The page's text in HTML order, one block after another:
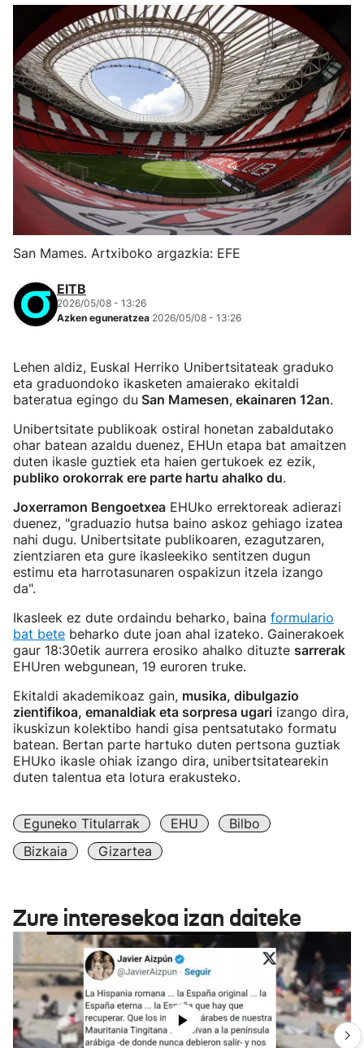
San Mames. Artxiboko argazkia: EFE
EITB
2026/05/08 - 13:26
Azken eguneratzea 2026/05/08 - 13:26
Lehen aldiz, Euskal Herriko Unibertsitateak graduko
eta graduondoko ikasketen amaierako ekitaldi
bateratua egingo du San Mamesen, ekainaren 12an.
Unibertsitate publikoak ostiral honetan zabaldutako
ohar batean azaldu duenez, EHUn etapa bat amaitzen
duten ikasle guztiek eta haien gertukoek ez ezik,
publiko orokorrak ere parte hartu ahalko du.
Joxerramon Bengoetxea EHUko errektoreak adierazi
duenez, "graduazio hutsa baino askoz gehiago izatea
nahi dugu. Unibertsitate publikoaren, ezagutzaren,
zientziaren eta gure ikasleekiko sentitzen dugun
estimu eta harrotasunaren ospakizun itzela izango
da".
Ikasleek ez dute ordaindu beharko, baina formulario
bat bete beharko dute joan ahal izateko. Gainerakoek
gaur 18:30etik aurrera erosiko ahalko dituzte sarrerak
EHUren webgunean, 19 euroren truke.
Ekitaldi akademikoaz gain, musika, dibulgazio
zientifikoa, emanaldiak eta sorpresa ugari izango dira,
ikuskizun kolektibo handi gisa pentsatutako formatu
batean. Bertan parte hartuko duten pertsona guztiak
EHUko ikasle ohiak izango dira, unibertsitatearekin
duten talentua eta lotura erakusteko.
Eguneko Titularrak EHU
Bilbo
Bizkaia
Gizartea
Zure interesekoa izan daiteke